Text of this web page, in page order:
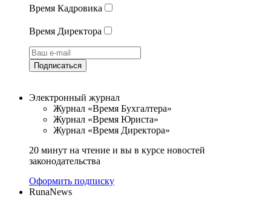
Время Кадровика
Время Директора
Подписаться
Электронный журнал
Журнал «Время Бухгалтера»
Журнал «Время Юриста»
Журнал «Время Директора»
20 минут на чтение и вы в курсе новостей
законодательства
Оформить подписку
RunaNews